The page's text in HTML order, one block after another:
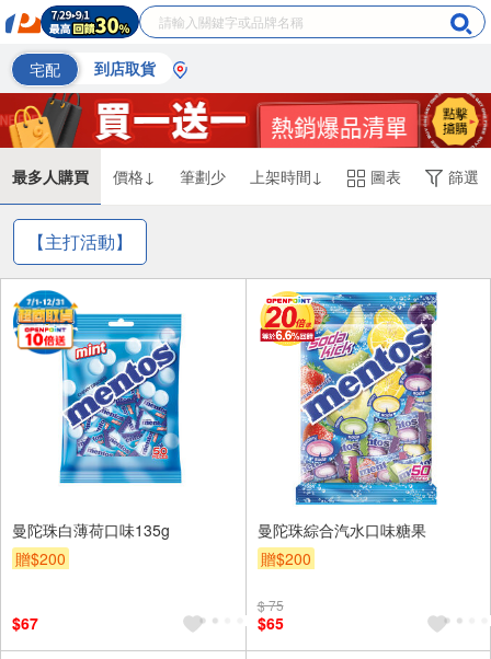
宅配 到店取貨
最多人購買 價格↓ 筆劃少 上架時間↓ 圖表 篩選
【主打活動】
曼陀珠白薄荷口味135g
贈$200
$67
曼陀珠綜合汽水口味糖果
贈$200
$ 75
$65